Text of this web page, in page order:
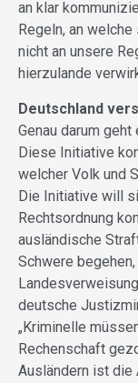
an klar
Regeln, an
nicht an unsere
hierzulande
Deutschland
Genau darum
Diese Initiative
welcher Volk und
Die Initiative will
Rechtsordnung
ausländische
Schwere
deutsche
„Kriminelle
Rechenschaft
Ausländern ist